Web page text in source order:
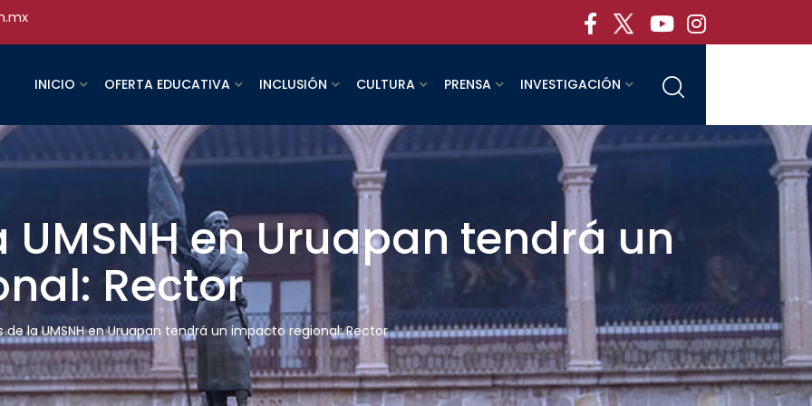
INICIO OFERTA EDUCATIVA INCLUSIÓN CULTURA PRENSA INVESTIGACIÓN
en Uruapan tendrá un
Rector
de la UMSNH en Uruapan tendrá un impacto regional: Rector